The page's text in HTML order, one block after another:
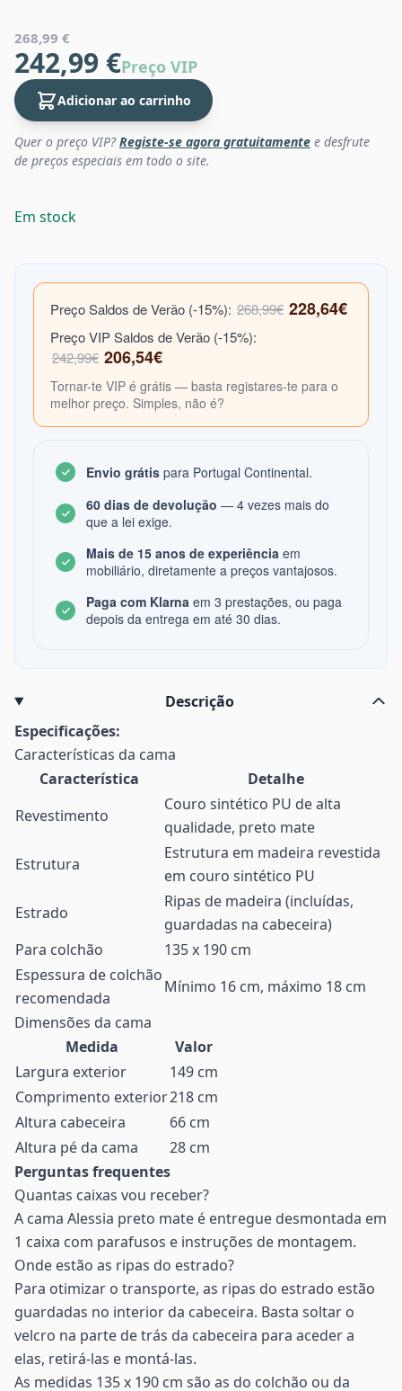
268,99 €
242,99 €Preço VIP
Adicionar ao carrinho
Quer o preço VIP?Registe-se agora gratuitamente e desfrute
de preços especiais em todo o site.
Em stock
Preço Saldos de Verão (-15%): 268,99€ 228,64€
Preço VIP Saldos de Verão (-15%):
242,99€ 206,54€
Tornar-te VIP é grátis — basta registares-te para o
melhor preço. Simples, não é?
Envio grátis para Portugal Continental.
60 dias de devolução — 4 vezes mais do
que a lei exige.
Mais de 15 anos de experiência em
mobiliário, diretamente a preços vantajosos.
Paga com Klarna em 3 prestações, ou paga
depois da entrega em até 30 dias.
Descrição
Especificações:
Características da cama
Característica
Detalhe
Revestimento
Couro sintético PU de alta
qualidade, preto mate
Estrutura
Estrutura em madeira revestida
em couro sintético PU
Estrado
Ripas de madeira (incluídas,
guardadas na cabeceira)
Para colchão
135 x 190 cm
Espessura de colchão
recomendada
Mínimo 16 cm, máximo 18 cm
Dimensões da cama
Medida
Valor
Largura exterior
149 cm
Comprimento exterior218 cm
Altura cabeceira
66 cm
Altura pé da cama
28 cm
Perguntas frequentes
Quantas caixas vou receber?
A cama Alessia preto mate é entregue desmontada em
1 caixa com parafusos e instruções de montagem.
Onde estão as ripas do estrado?
Para otimizar o transporte, as ripas do estrado estão
guardadas no interior da cabeceira. Basta soltar o
velcro na parte de trás da cabeceira para aceder a
elas, retirá-las e montá-las.
As medidas 135 x 190 cm são as do colchão ou da